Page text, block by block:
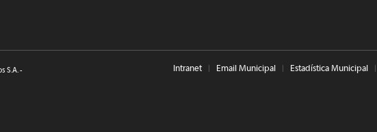
S.A. - Intranet Email Municipal Estadística Municipal